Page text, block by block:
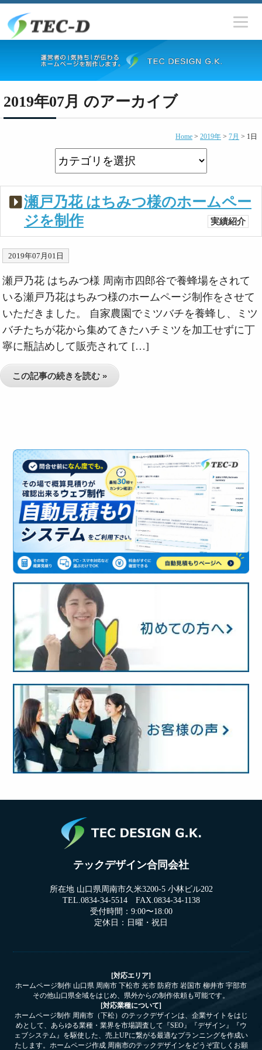
2019年07月 のアーカイブ
Home > 2019年 > 7月 > 1日
瀬戸乃花 はちみつ様のホームペー
ジを制作
実績紹介
2019年07月01日
瀬戸乃花 はちみつ様 周南市四郎谷で養蜂場をされて
いる瀬戸乃花はちみつ様のホームページ制作をさせて
いただきました。 自家農園でミツバチを養蜂し、ミツ
バチたちが花から集めてきたハチミツを加工せずに丁
寧に瓶詰めして販売されて […]
この記事の続きを読む »
テックデザイン合同会社
所在地 山口県周南市久米3200-5 小林ビル202
TEL.0834-34-5514 FAX.0834-34-1138
受付時間：9:00〜18:00
定休日：日曜・祝日
[対応エリア]
ホームページ制作 山口県 周南市 下松市 光市 防府市 岩国市 柳井市 宇部市
その他山口県全域をはじめ、県外からの制作依頼も可能です。
[対応業種について]
ホームページ制作 周南市（下松）のテックデザインは、企業サイトをはじ
めとして、あらゆる業種・業界を市場調査して『SEO』『デザイン』『ウ
ェブシステム』を駆使した、売上UPに繋がる最適なプランニングを作成い
たします。ホームページ作成 周南市のテックデザインをどうぞ宜しくお願